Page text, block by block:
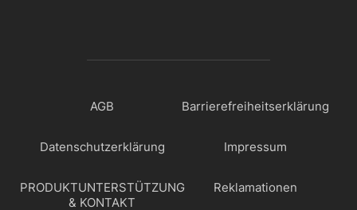
AGB Barrierefreiheitserklärung
Datenschutzerklärung Impressum
PRODUKTUNTERSTÜTZUNG
& KONTAKT
Reklamationen